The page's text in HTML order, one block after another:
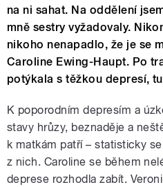
na ni sahat. Na oddělení
mně sestry vyžadovaly.
nikoho nenapadlo, že je se
Caroline Ewing-Haupt. Po
potýkala s těžkou depresí,
K poporodním depresím a
stavy hrůzy, beznaděje a
k matkám patří– statisticky
z nich. Caroline se během
deprese rozhodla zabít.